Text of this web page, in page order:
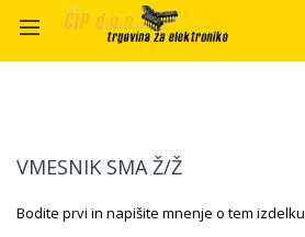
konec
slik
začetek
slik
VMESNIK SMA Ž/Ž
Bodite prvi in napišite mnenje o tem izdelku